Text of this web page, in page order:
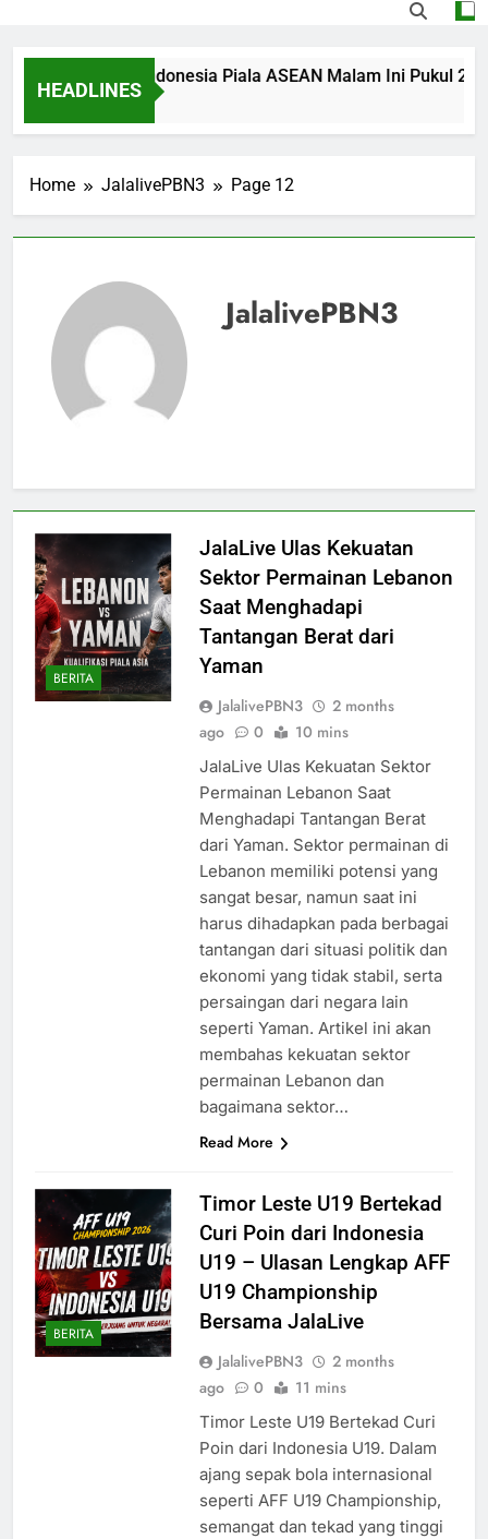
HEADLINES
Singapura vs Indonesia Piala ASEAN Malam Ini Pukul
Home JalalivePBN3 Page 12
JalalivePBN3
BERITA
JalaLive Ulas Kekuatan
Sektor Permainan Lebanon
Saat Menghadapi
Tantangan Berat dari
Yaman
JalalivePBN3
2 months
ago
0 10 mins
JalaLive Ulas Kekuatan Sektor
Permainan Lebanon Saat
Menghadapi Tantangan Berat
dari Yaman. Sektor permainan di
Lebanon memiliki potensi yang
sangat besar, namun saat ini
harus dihadapkan pada berbagai
tantangan dari situasi politik dan
ekonomi yang tidak stabil, serta
persaingan dari negara lain
seperti Yaman. Artikel ini akan
membahas kekuatan sektor
permainan Lebanon dan
bagaimana sektor…
Read More
BERITA
Timor Leste U19 Bertekad
Curi Poin dari Indonesia
U19 – Ulasan Lengkap AFF
U19 Championship
Bersama JalaLive
JalalivePBN3
2 months
ago
0 11 mins
Timor Leste U19 Bertekad Curi
Poin dari Indonesia U19. Dalam
ajang sepak bola internasional
seperti AFF U19 Championship,
semangat dan tekad yang tinggi